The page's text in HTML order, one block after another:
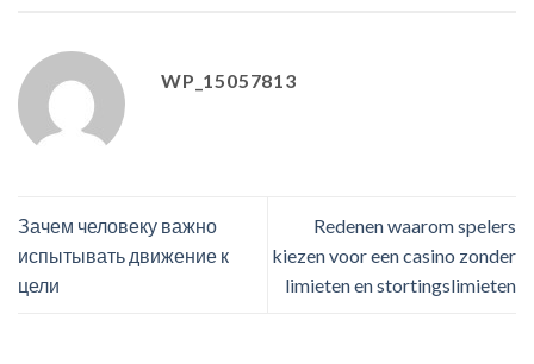
WP_15057813
Зачем человеку важно
испытывать движение к
цели
Redenen waarom spelers
kiezen voor een casino zonder
limieten en stortingslimieten